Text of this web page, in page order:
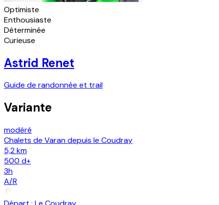
Optimiste
Enthousiaste
Déterminée
Curieuse
Astrid Renet
Guide de randonnée et trail
Variante
modéré
Chalets de Varan depuis le Coudray
5,2 km
500 d+
3h
A/R